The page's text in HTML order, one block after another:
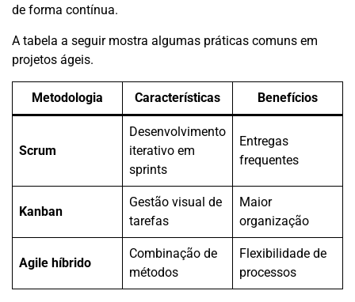
de forma contínua.
A tabela a seguir mostra algumas práticas comuns em
projetos ágeis.
Metodologia Características Benefícios
Scrum
Desenvolvimento
iterativo em
sprints
Entregas
frequentes
Kanban
Gestão visual de
tarefas
Maior
organização
Agile híbrido
Combinação de
métodos
Flexibilidade de
processos